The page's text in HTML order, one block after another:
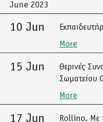
June 2023
10 Jun
More
15 Jun
Θερινές
Σωματείου
More
17 Jun
Rollino. Με